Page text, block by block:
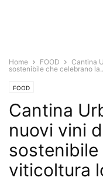
Home FOOD
Cantina
sostenibile che celebrano
FOOD
Cantina
nuovi vini
sostenibile
viticoltura